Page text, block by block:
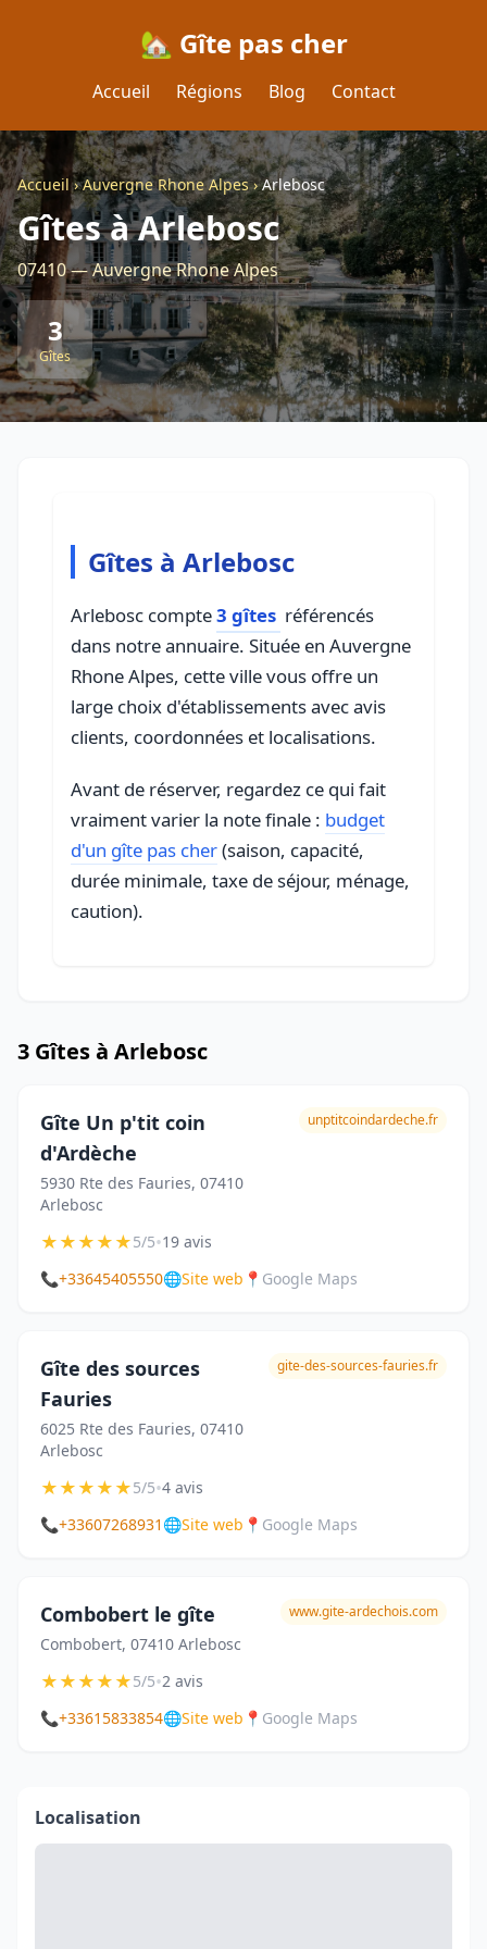
🏡 Gîte pas cher
Accueil Régions Blog Contact
Accueil›Auvergne Rhone Alpes›Arlebosc
Gîtes à Arlebosc
07410 — Auvergne Rhone Alpes
3
Gîtes
Gîtes à Arlebosc
Arlebosc compte3 gîtes référencés
dans notre annuaire. Située en Auvergne
Rhone Alpes, cette ville vous offre un
large choix d'établissements avec avis
clients, coordonnées et localisations.
Avant de réserver, regardez ce qui fait
vraiment varier la note finale : budget
d'un gîte pas cher(saison, capacité,
durée minimale, taxe de séjour, ménage,
caution).
3 Gîtes à Arlebosc
Gîte Un p'tit coin
d'Ardèche
5930 Rte des Fauries, 07410
Arlebosc
unptitcoindardeche.fr
★★★★★5/5•19 avis
📞+33645405550🌐Site web 📍 Google Maps
Gîte des sources
Fauries
6025 Rte des Fauries, 07410
Arlebosc
gite-des-sources-fauries.fr
★★★★★5/5•4 avis
📞+33607268931 🌐Site web 📍 Google Maps
Combobert le gîte
Combobert, 07410 Arlebosc
www.gite-ardechois.com
★★★★★5/5•2 avis
📞+33615833854🌐Site web 📍 Google Maps
Localisation